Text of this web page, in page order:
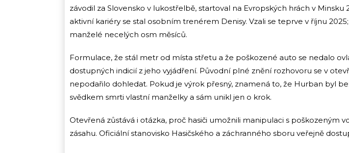
závodil za Slovensko v lukostřelbě, startoval na Evropských hrách v Minsku
aktivní kariéry se stal osobním trenérem Denisy. Vzali se teprve v říjnu
manželé necelých osm měsíců.
Formulace, že stál metr od místa střetu a že poškozené auto se nedalo
dostupných indicií z jeho vyjádření. Původní plné znění rozhovoru se v
nepodařilo dohledat. Pokud je výrok přesný, znamená to, že Hurban byl
svědkem smrti vlastní manželky a sám unikl jen o krok.
Otevřená zůstává i otázka, proč hasiči umožnili manipulaci s poškozeným
zásahu. Oficiální stanovisko Hasičského a záchranného sboru veřejně